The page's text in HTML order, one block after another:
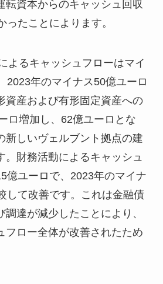
転資本からのキャッシュ回収
ったことによります。
よるキャッシュフローはマイ
2023年のマイナス50億ユーロ
資産および有形固定資産への
ロ増加し、62億ユーロとな
新しいヴェルブント拠点の建
。財務活動によるキャッシュ
億ユーロで、2023年のマイナ
して改善です。これは金融債
達が減少したことにより、
フロー全体が改善されたため